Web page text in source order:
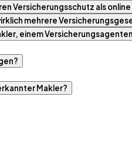
Versicherungsschutz als
mehrere
einem
Makler?